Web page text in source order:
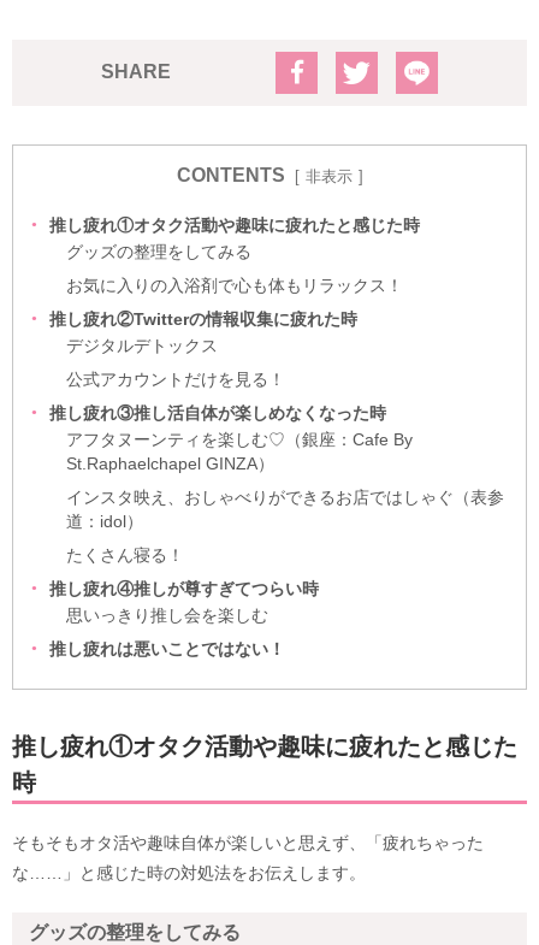
SHARE
CONTENTS 非表示
推し疲れ①オタク活動や趣味に疲れたと感じた時
グッズの整理をしてみる
お気に入りの入浴剤で心も体もリラックス！
推し疲れ②Twitterの情報収集に疲れた時
デジタルデトックス
公式アカウントだけを見る！
推し疲れ③推し活自体が楽しめなくなった時
アフタヌーンティを楽しむ♡（銀座：Cafe By
St.Raphaelchapel GINZA）
インスタ映え、おしゃべりができるお店ではしゃぐ（表参
道：idol）
たくさん寝る！
推し疲れ④推しが尊すぎてつらい時
思いっきり推し会を楽しむ
推し疲れは悪いことではない！
推し疲れ①オタク活動や趣味に疲れたと感じた
時
そもそもオタ活や趣味自体が楽しいと思えず、「疲れちゃった
な……」と感じた時の対処法をお伝えします。
グッズの整理をしてみる